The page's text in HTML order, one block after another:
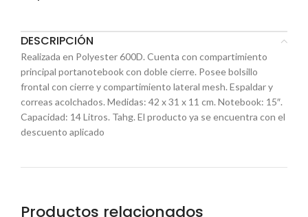
DESCRIPCIÓN
Realizada en Polyester 600D. Cuenta con compartimiento
principal portanotebook con doble cierre. Posee bolsillo
frontal con cierre y compartimiento lateral mesh. Espaldar y
correas acolchados. Medidas: 42 x 31 x 11 cm. Notebook: 15″.
Capacidad: 14 Litros. Tahg. El producto ya se encuentra con el
descuento aplicado
Productos relacionados